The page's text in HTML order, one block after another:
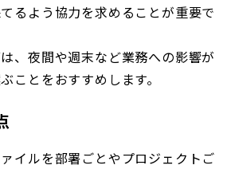
るよう協力を求めることが重要で
、夜間や週末など業務への影響が
ことをおすすめします。
イルを部署ごとやプロジェクトご